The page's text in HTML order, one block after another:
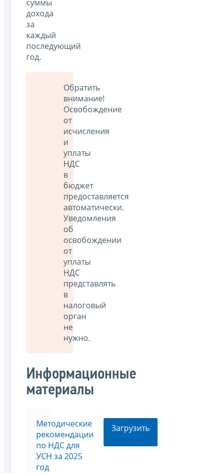
суммы
дохода
за
каждый
последующий
год.
Обратить
внимание!
Освобождение
от
исчисления
и
уплаты
НДС
в
бюджет
предоставляется
автоматически.
Уведомления
об
освобождении
от
уплаты
НДС
представлять
в
налоговый
орган
не
нужно.
Информационные
материалы
Методические
рекомендации
по НДС для
УСН за 2025
год
Загрузить